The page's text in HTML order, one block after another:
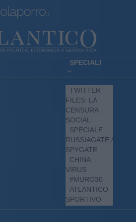
SPECIALI
TWITTER
FILES: LA
CENSURA
SOCIAL
SPECIALE
RUSSIAGATE /
SPYGATE
CHINA
VIRUS
#MURO30
ATLANTICO
SPORTIVO
DAY BY DAY